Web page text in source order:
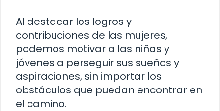
Al destacar los logros y
contribuciones de las mujeres,
podemos motivar a las niñas y
jóvenes a perseguir sus sueños y
aspiraciones, sin importar los
obstáculos que puedan encontrar en
el camino.